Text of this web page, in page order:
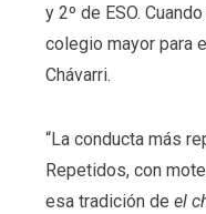
y 2º de ESO.
colegio mayor para
Chávarri.
“La conducta más
Repetidos, con
esa tradición de el